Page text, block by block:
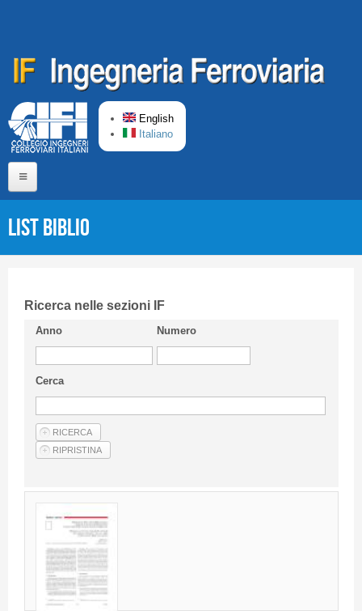
English
Italiano
Short presentation CIFI
Guideline
Privacy & Policy
Articles
Suppliers of products and services
List Biblio
Ricerca nelle sezioni IF
Anno Numero
Cerca